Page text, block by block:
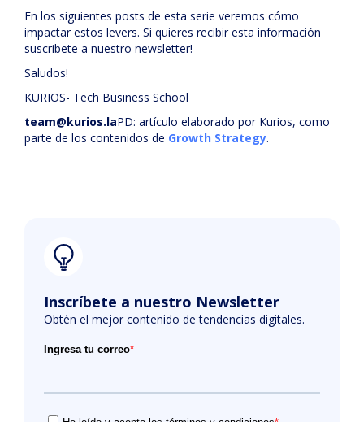
En los siguientes posts de esta serie veremos cómo
impactar estos levers. Si quieres recibir esta información
suscribete a nuestro newsletter!
Saludos!
KURIOS- Tech Business School
team@kurios.laPD: artículo elaborado por Kurios, como
parte de los contenidos de Growth Strategy.
Inscríbete a nuestro Newsletter
Obtén el mejor contenido de tendencias digitales.